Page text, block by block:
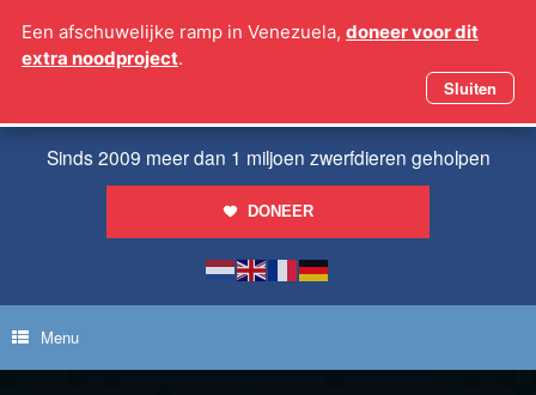
naar
Sinds 2009 meer dan 1 miljoen zwerfdieren geholpen
DONEER
Menu
Een afschuwelijke ramp in Venezuela, doneer voor dit
extra noodproject.
Sluiten